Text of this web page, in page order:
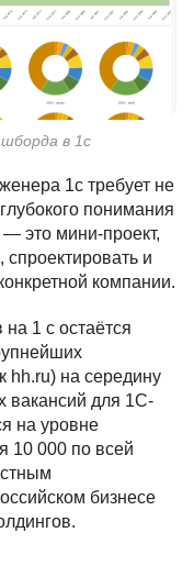
в 1с
1с требует не
понимания
это мини-проект,
и
компании.
1 с остаётся
hh.ru) на середину
вакансий для 1С-
на уровне
10 000 по всей
бизнесе